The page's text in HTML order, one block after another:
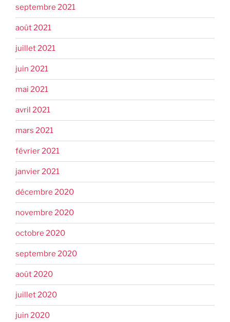
septembre 2021
août 2021
juillet 2021
juin 2021
mai 2021
avril 2021
mars 2021
février 2021
janvier 2021
décembre 2020
novembre 2020
octobre 2020
septembre 2020
août 2020
juillet 2020
juin 2020